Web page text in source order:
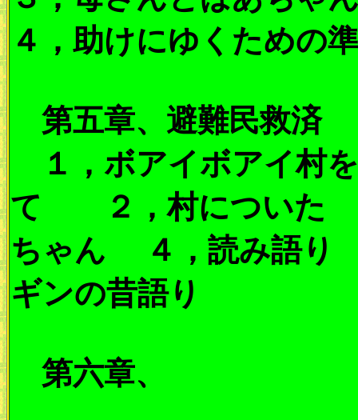
４，助けにゆくための
第五章、避難民救済
１，ボアイボアイ村
て ２，村についた
ちゃん ４，読み語り
ギンの昔語り
第六章、